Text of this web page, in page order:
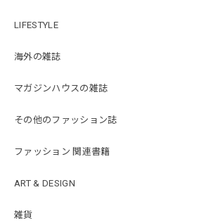
LIFESTYLE
海外の雑誌
マガジンハウスの雑誌
その他のファッション誌
ファッション 関連書籍
ART & DESIGN
雑貨